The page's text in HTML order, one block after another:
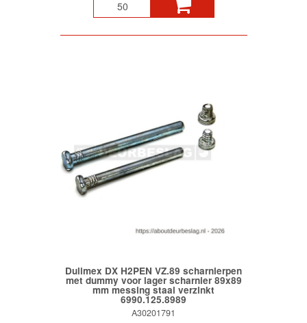
Dulimex DX H2PEN VZ.89 scharnierpen
met dummy voor lager scharnier 89x89
mm messing staal verzinkt
6990.125.8989
A30201791